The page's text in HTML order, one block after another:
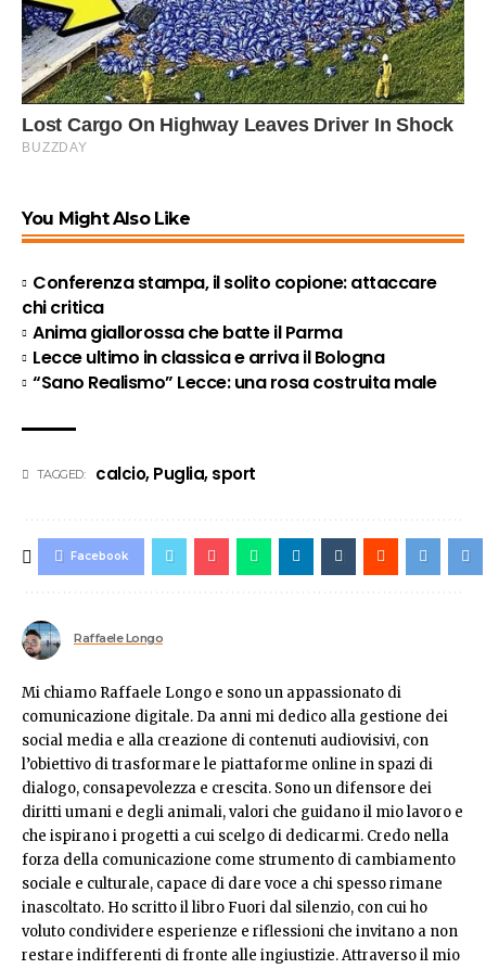
You Might Also Like
Conferenza stampa, il solito copione: attaccare
chi critica
Anima giallorossa che batte il Parma
Lecce ultimo in classica e arriva il Bologna
“Sano Realismo” Lecce: una rosa costruita male
TAGGED: calcio,Puglia,sport
Facebook
Raffaele Longo
Mi chiamo Raffaele Longo e sono un appassionato di
comunicazione digitale. Da anni mi dedico alla gestione dei
social media e alla creazione di contenuti audiovisivi, con
l’obiettivo di trasformare le piattaforme online in spazi di
dialogo, consapevolezza e crescita. Sono un difensore dei
diritti umani e degli animali, valori che guidano il mio lavoro e
che ispirano i progetti a cui scelgo di dedicarmi. Credo nella
forza della comunicazione come strumento di cambiamento
sociale e culturale, capace di dare voce a chi spesso rimane
inascoltato. Ho scritto il libro Fuori dal silenzio, con cui ho
voluto condividere esperienze e riflessioni che invitano a non
restare indifferenti di fronte alle ingiustizie. Attraverso il mio